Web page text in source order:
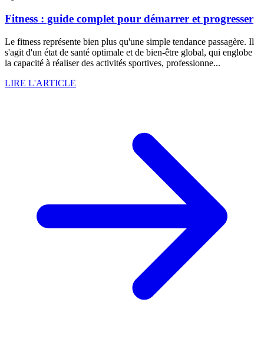
Fitness : guide complet pour démarrer et progresser
Le fitness représente bien plus qu'une simple tendance passagère. Il
s'agit d'un état de santé optimale et de bien-être global, qui englobe
la capacité à réaliser des activités sportives, professionne...
LIRE L'ARTICLE